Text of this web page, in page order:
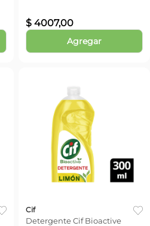
$ 4007,00
Agregar
Cif
Detergente Cif Bioactive